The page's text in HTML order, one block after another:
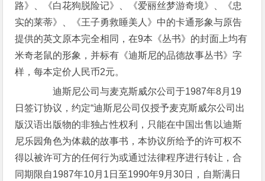
路》、《白花狗脱险记》、《爱丽丝梦游奇境》、《忠
实的莱蒂》、《王子勇救睡美人》中的卡通形象与原告
提供的英文原本完全相同，在9本《丛书》的封面上均有
米奇老鼠的形象，并标有《迪斯尼的品德故事丛书》字
样，每本定价人民币2元。
迪斯尼公司与麦克斯威尔公司于1987年8月19
日签订协议，约定“迪斯尼公司仅授予麦克斯威尔公司出
版汉语出版物的非独占性权利，只能在中国出售以迪斯
尼乐园角色为体裁的故事书，本协议所给予的许可权不
得以被许可方的任何行为或通过法律程序进行转让，合
同期限自1987年10月1日至1990年9月30日，自斯满日